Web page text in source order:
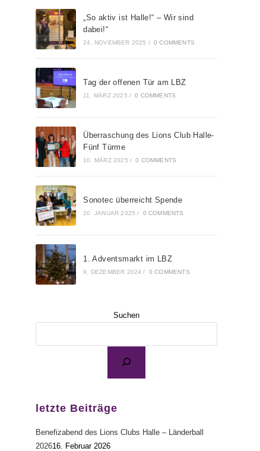
„So aktiv ist Halle!“ – Wir sind
dabei!“
24. NOVEMBER 2025 / 0 COMMENTS
Tag der offenen Tür am LBZ
11. MÄRZ 2025 / 0 COMMENTS
Überraschung des Lions Club Halle-
Fünf Türme
10. MÄRZ 2025 / 0 COMMENTS
Sonotec überreicht Spende
20. JANUAR 2025 / 0 COMMENTS
1. Adventsmarkt im LBZ
9. DEZEMBER 2024 / 0 COMMENTS
Suchen
letzte Beiträge
Benefizabend des Lions Clubs Halle – Länderball
202616. Februar 2026